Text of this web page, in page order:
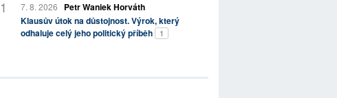
7. 8. 2026
Petr Waniek Horváth
Klausův útok na důstojnost. Výrok, který
odhaluje celý jeho politický příběh
1